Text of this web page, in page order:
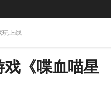
玩上线
《喋血喵星